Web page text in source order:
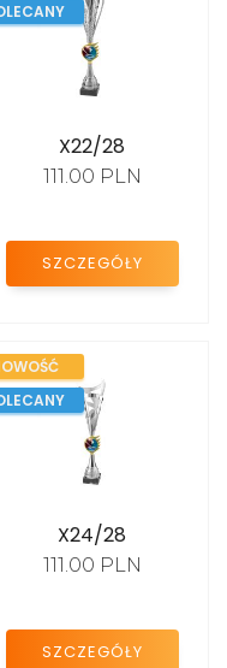
X22/28
111.00 PLN
SZCZEGÓŁY
X24/28
111.00 PLN
SZCZEGÓŁY